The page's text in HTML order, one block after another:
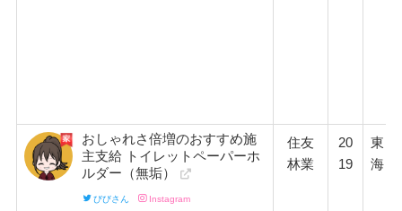
おしゃれさ倍増のおすすめ施
主支給 トイレットペーパーホ
ルダー（無垢）
びびさん Instagram
住友
林業
20
19
東
海